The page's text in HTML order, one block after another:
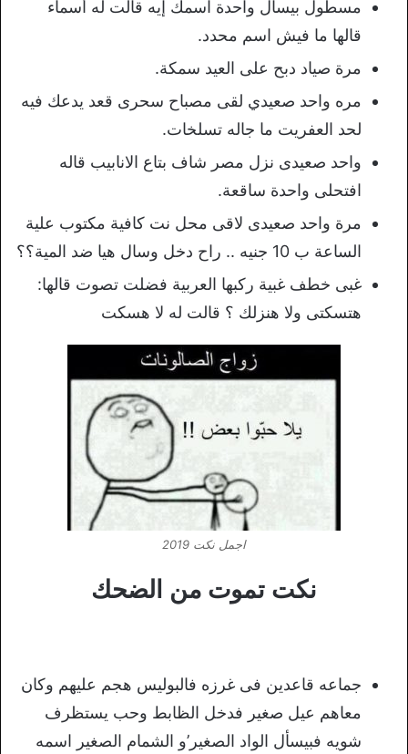
مسطول بيسأل واحدة اسمك إيه قالت له أسماء
قالها ما فيش اسم محدد.
مرة صياد دبح على العيد سمكة.
مره واحد صعيدي لقى مصباح سحرى قعد يدعك فيه
لحد العفريت ما جاله تسلخات.
واحد صعيدى نزل مصر شاف بتاع الانابيب قاله
افتحلى واحدة ساقعة.
مرة واحد صعيدى لاقى محل نت كافية مكتوب علية
الساعة ب 10 جنيه .. راح دخل وسال هيا ضد المية؟؟
غبى خطف غبية ركبها العربية فضلت تصوت قالها:
هتسكتى ولا هنزلك ؟ قالت له لا هسكت
اجمل نكت 2019
نكت تموت من الضحك
جماعه قاعدين فى غرزه فالبوليس هجم عليهم وكان
معاهم عيل صغير فدخل الظابط وحب يستظرف
شويه فبيسأل الواد الصغير’و الشمام الصغير اسمه